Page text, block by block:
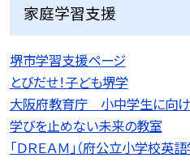
家庭学習支援
堺市学習支援ページ
とびだせ！子ども堺学
大阪府教育庁 小中学生に向
学びを止めない未来の教室
「ＤＲＥＡＭ」（府公立小学校英